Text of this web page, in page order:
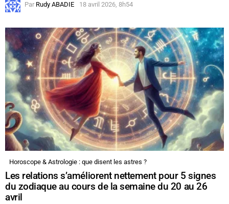
Par Rudy ABADIE 18 avril 2026, 8h54
Horoscope & Astrologie : que disent les astres ?
Les relations s’améliorent nettement pour 5 signes
du zodiaque au cours de la semaine du 20 au 26
avril